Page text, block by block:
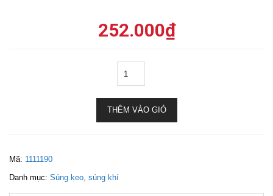
252.000₫
THÊM VÀO GIỎ
Mã: 1111190
Danh mục: Súng keo, súng khí